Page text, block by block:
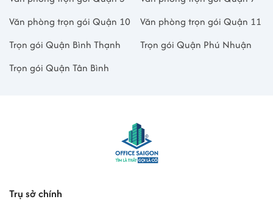
Văn phòng trọn gói Quận 10
Văn phòng trọn gói Quận 11
Trọn gói Quận Bình Thạnh
Trọn gói Quận Phú Nhuận
Trọn gói Quận Tân Bình
Trụ sở chính